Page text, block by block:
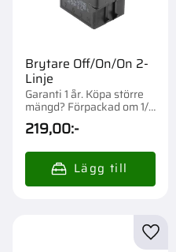
Brytare Off/On/On 2-
Linje
Garanti 1 år. Köpa större
mängd? Förpackad om 1/5
st.
219,00:-